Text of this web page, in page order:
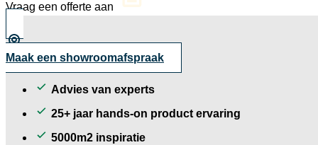
Vraag een offerte aan
Maak een showroomafspraak
Advies van experts
25+ jaar hands-on product ervaring
5000m2 inspiratie